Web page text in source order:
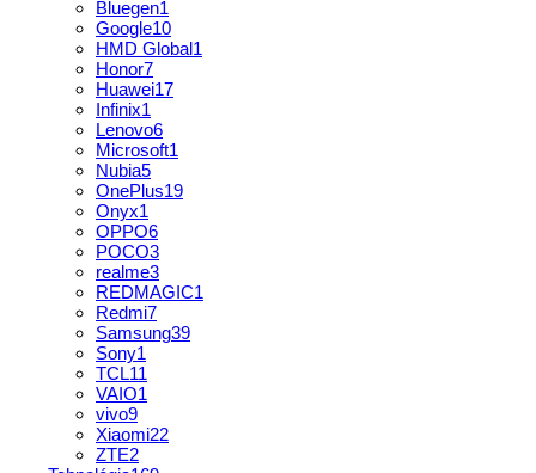
Bluegen1
Google10
HMD Global1
Honor7
Huawei17
Infinix1
Lenovo6
Microsoft1
Nubia5
OnePlus19
Onyx1
OPPO6
POCO3
realme3
REDMAGIC1
Redmi7
Samsung39
Sony1
TCL11
VAIO1
vivo9
Xiaomi22
ZTE2